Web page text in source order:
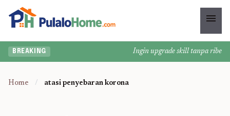
menu
BREAKING Ingin upgrade skill tanpa ribet?
Home / atasi penyebaran korona